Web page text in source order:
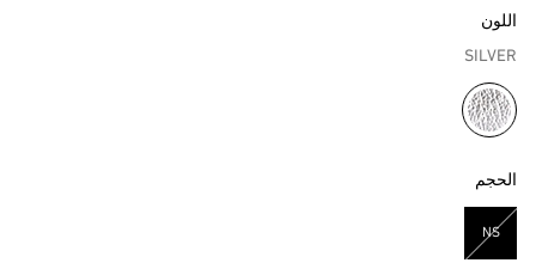
اللون
SILVER
مختار
الحجم
NS
مختار